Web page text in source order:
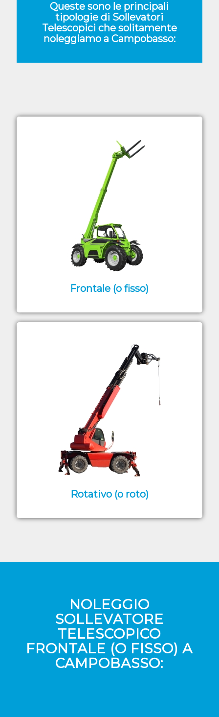
Queste sono le principali
tipologie di Sollevatori
Telescopici che solitamente
noleggiamo a Campobasso:
Frontale (o fisso)
Rotativo (o roto)
NOLEGGIO
SOLLEVATORE
TELESCOPICO
FRONTALE (O FISSO) A
CAMPOBASSO: